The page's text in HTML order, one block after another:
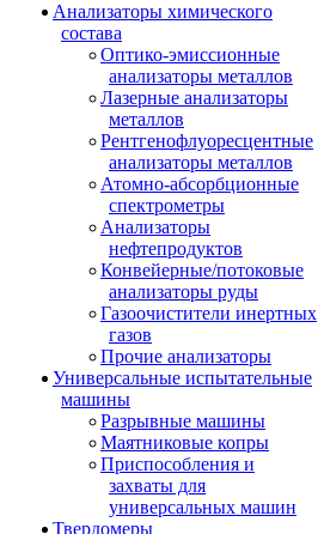
Анализаторы химического
состава
Оптико-эмиссионные
анализаторы металлов
Лазерные анализаторы
металлов
Рентгенофлуоресцентные
анализаторы металлов
Атомно-абсорбционные
спектрометры
Анализаторы
нефтепродуктов
Конвейерные/потоковые
анализаторы руды
Газоочистители инертных
газов
Прочие анализаторы
Универсальные испытательные
машины
Разрывные машины
Маятниковые копры
Приспособления и
захваты для
универсальных машин
Твердомеры